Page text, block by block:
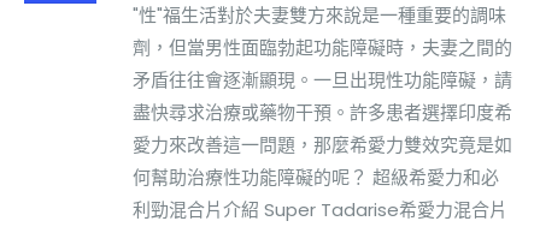
"性"福生活對於夫妻雙方來說是一種重要的調味
劑，但當男性面臨勃起功能障礙時，夫妻之間的
矛盾往往會逐漸顯現。一旦出現性功能障礙，請
盡快尋求治療或藥物干預。許多患者選擇印度希
愛力來改善這一問題，那麼希愛力雙效究竟是如
何幫助治療性功能障礙的呢？ 超級希愛力和必
利勁混合片介紹 Super Tadarise希愛力混合片